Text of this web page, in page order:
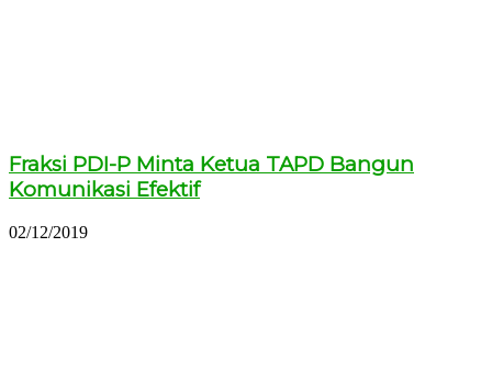
Fraksi PDI-P Minta Ketua TAPD Bangun
Komunikasi Efektif
02/12/2019